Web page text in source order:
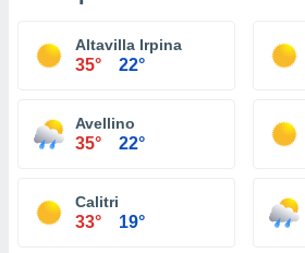
Altavilla Irpina
35° 22°
Avellino
35° 22°
Calitri
33° 19°